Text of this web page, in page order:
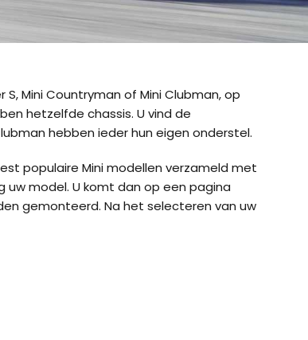
Mini Countryman of Mini Clubman, op
hetzelfde chassis. U vind de
hebben ieder hun eigen onderstel.
populaire Mini modellen verzameld met
model. U komt dan op een pagina
gemonteerd. Na het selecteren van uw